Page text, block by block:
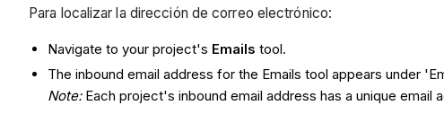
Para localizar la dirección de correo electrónico:
Navigate to your project's Emails tool.
The inbound email address for the Emails tool appears under
Note:Each project's inbound email address has a unique email